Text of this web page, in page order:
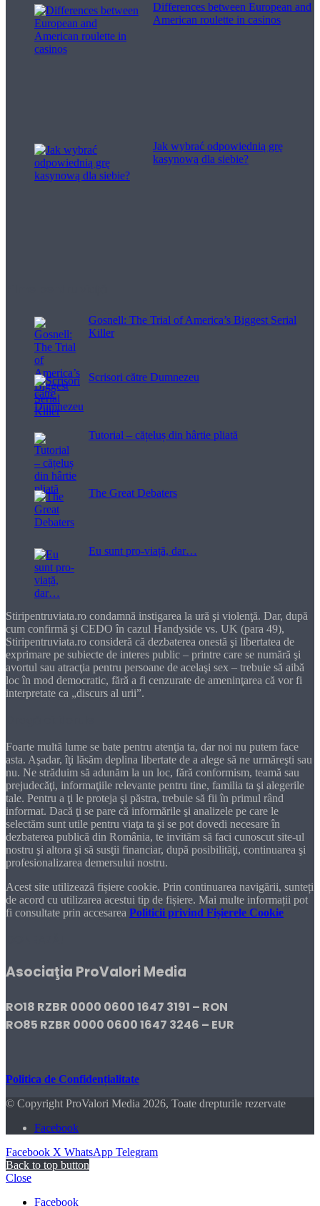
Differences between European and
American roulette in casinos
Jak wybrać odpowiednią grę
kasynową dla siebie?
Gosnell: The Trial of America’s Biggest Serial
Killer
Scrisori către Dumnezeu
Tutorial – cățeluș din hârtie pliată
The Great Debaters
Eu sunt pro-viață, dar…
Stiripentruviata.ro condamnă instigarea la ură şi violenţă. Dar, după
cum confirmă şi CEDO în cazul Handyside vs. UK (para 49),
Stiripentruviata.ro consideră că dezbaterea onestă şi libertatea de
exprimare pe subiecte de interes public – printre care se numără şi
avortul sau atracţia pentru persoane de acelaşi sex – trebuie să aibă
loc în mod democratic, fără a fi cenzurate de ameninţarea că vor fi
interpretate ca „discurs al urii”.
Foarte multă lume se bate pentru atenţia ta, dar noi nu putem face
asta. Aşadar, îţi lăsăm deplina libertate de a alege să ne urmăreşti sau
nu. Ne străduim să adunăm la un loc, fără conformism, teamă sau
prejudecăţi, informaţiile relevante pentru tine, familia ta şi alegerile
tale. Pentru a ţi le proteja şi păstra, trebuie să fii în primul rând
informat. Dacă ţi se pare că informările şi analizele pe care le
selectăm sunt utile pentru viaţa ta şi se pot dovedi necesare în
dezbaterea publică din România, te invităm să faci cunoscut site-ul
nostru şi altora şi să susţii financiar, după posibilităţi, continuarea şi
profesionalizarea demersului nostru.
Acest site utilizează fișiere cookie. Prin continuarea navigării, sunteți
de acord cu utilizarea acestui tip de fișiere. Mai multe informații pot
fi consultate prin accesarea Politicii privind Fișierele Cookie
Asociaţia ProValori Media
RO18 RZBR 0000 0600 1647 3191 – RON
RO85 RZBR 0000 0600 1647 3246 – EUR
Politica de Confidențialitate
© Copyright ProValori Media 2026, Toate drepturile rezervate
Facebook
Facebook X WhatsApp Telegram
Back to top button
Close
Facebook